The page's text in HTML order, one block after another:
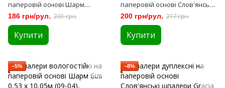
паперовій основі Шарм
Шамот червоний 0,53 х 10,05м
(86-05)
186 грн/рул. 201 грн
Купити
паперовій основі Слов'янські
шпалери Gracia В66,4 Сіті
бежевий 0,53 х 10,05м (5166-
01)
200 грн/рул. 217 грн
Купити
−5% −8%